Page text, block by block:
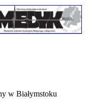
w Białymstoku